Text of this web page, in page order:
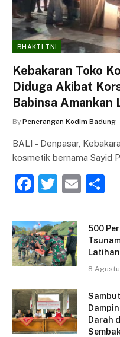
BHAKTI TNI
Kebakaran Toko
Diduga Akibat
Babinsa Amankan
By Penerangan Kodim Badung
BALI – Denpasar,
kosmetik bernama Sayid
F
c
e
b
o
k
T
itt
er
E
ai
e
500
8
Darah